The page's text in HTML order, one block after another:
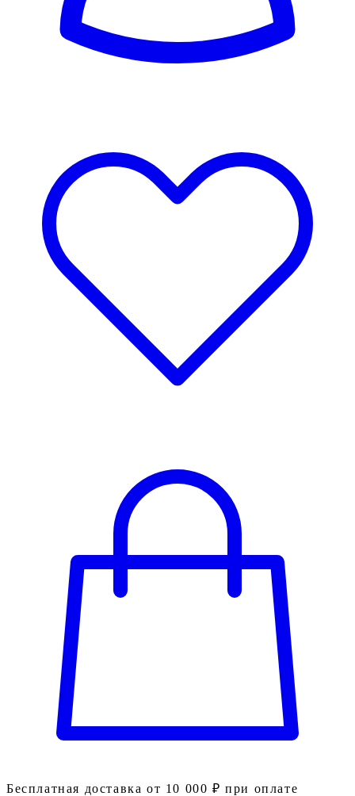
Бесплатная доставка от 10 000 ₽ при оплате